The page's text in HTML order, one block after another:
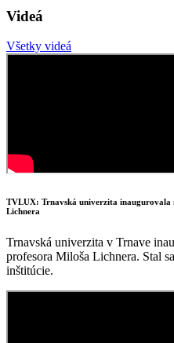
Videá
Všetky videá
TVLUX: Trnavská univerzita
Lichnera
Trnavská univerzita v Trnave
profesora Miloša Lichnera. Stal
inštitúcie.